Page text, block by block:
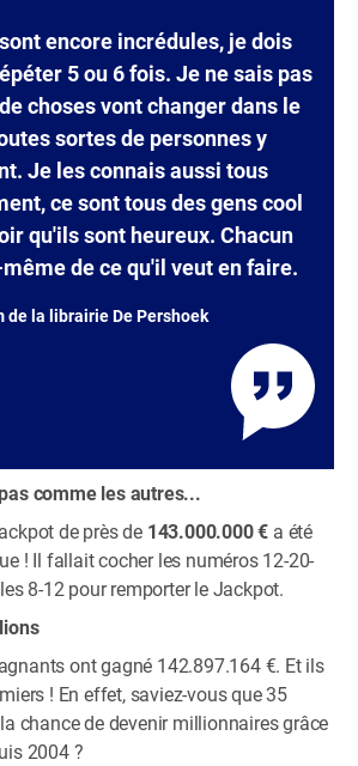
encore incrédules, je dois
5 ou 6 fois. Je ne sais pas
choses vont changer dans le
sortes de personnes y
Je les connais aussi tous
ce sont tous des gens cool
qu'ils sont heureux. Chacun
de ce qu'il veut en faire.
de la librairie De Pershoek
comme les autres...
de près de 143.000.000 € a été
! Il fallait cocher les numéros 12-20-
8-12 pour remporter le Jackpot.
ont gagné 142.897.164 €. Et ils
! En effet, saviez-vous que 35
chance de devenir millionnaires grâce
2004 ?